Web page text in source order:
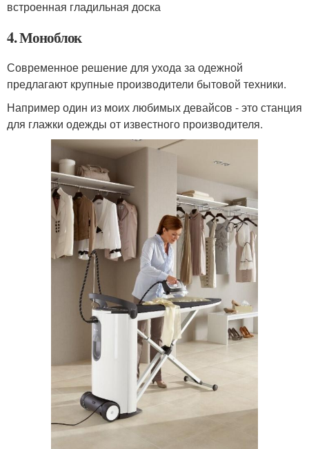
встроенная гладильная доска
4. Моноблок
Современное решение для ухода за одежной
предлагают крупные производители бытовой техники.
Например один из моих любимых девайсов - это станция
для глажки одежды от известного производителя.